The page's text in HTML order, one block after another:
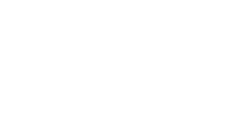
door Nintendo -Afneembare D-pad
traditionele of Joy-Con-gameplay -